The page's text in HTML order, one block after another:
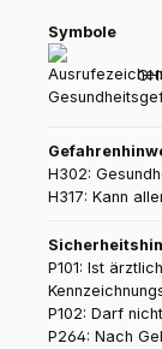
Symbole
H302:
H317: Kann
P101: Ist
P102: Darf
P264: Nach